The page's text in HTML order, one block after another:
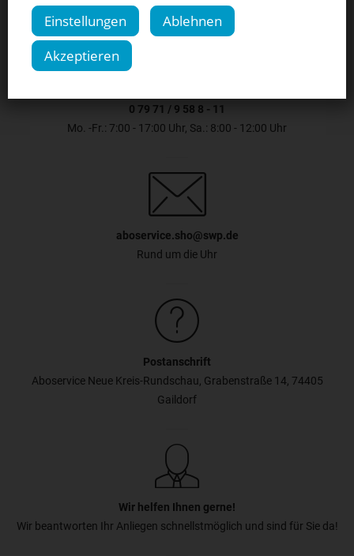
0 79 71 / 9 58 8 - 11
Mo. -Fr.: 7:00 - 17:00 Uhr, Sa.: 8:00 - 12:00 Uhr
aboservice.sho@swp.de
Rund um die Uhr
Postanschrift
Aboservice Neue Kreis-Rundschau, Grabenstraße 14, 74405
Gaildorf
Wir helfen Ihnen gerne!
Wir beantworten Ihr Anliegen schnellstmöglich und sind für Sie da!
Einstellungen
Ablehnen
Akzeptieren